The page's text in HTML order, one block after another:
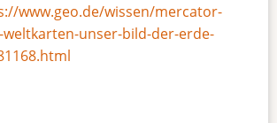
www.geo.de/wissen/mercator-
unser-bild-der-erde-